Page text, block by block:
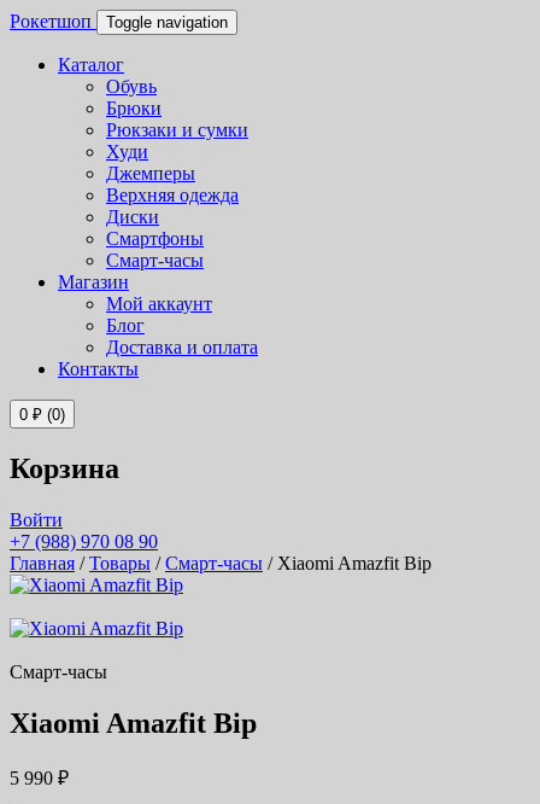
Рокетшоп Toggle navigation
Каталог
Обувь
Брюки
Рюкзаки и сумки
Худи
Джемперы
Верхняя одежда
Диски
Смартфоны
Смарт-часы
Магазин
Мой аккаунт
Блог
Доставка и оплата
Контакты
0 ₽ (0)
Корзина
Войти
+7 (988) 970 08 90
Главная /Товары /Смарт-часы / Xiaomi Amazfit Bip
Смарт-часы
Xiaomi Amazfit Bip
5 990 ₽